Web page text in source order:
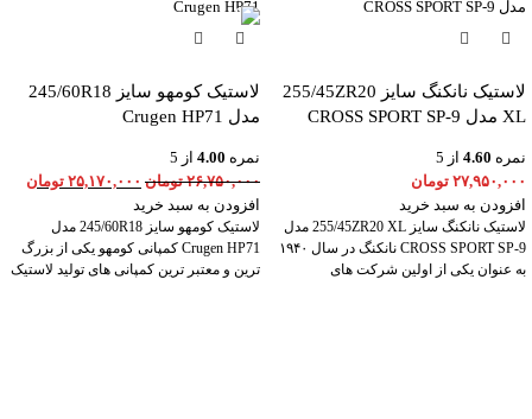
لاستیک نانکنگ سایز 255/45ZR20
XL مدل CROSS SPORT SP-9
نمره 4.60 از 5
۲۷,۹۵۰,۰۰۰ تومان
افزودن به سبد خرید
لاستیک نانکنگ سایز 255/45ZR20 XL مدل
CROSS SPORT SP-9 نانکنگ در سال ۱۹۴۰
به عنوان یکی از اولین شرکت های
لاستیک کومهو سایز 245/60R18
مدل Crugen HP71
نمره 4.00 از 5
۲۶,۷۵۰,۰۰۰ تومان ۲۵,۱۷۰,۰۰۰ تومان
افزودن به سبد خرید
لاستیک کومهو سایز 245/60R18 مدل
Crugen HP71 کمپانی کومهو یکی از بزرگ
ترین و معتبر ترین کمپانی های تولید لاستیک